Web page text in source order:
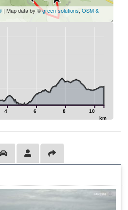
| Map data by ©green-solutions, OSM &
4 6 8 10
km